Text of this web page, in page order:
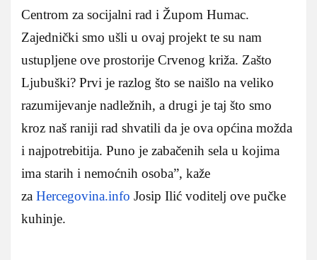
Centrom za socijalni rad i Župom Humac.
Zajednički smo ušli u ovaj projekt te su nam
ustupljene ove prostorije Crvenog križa. Zašto
Ljubuški? Prvi je razlog što se naišlo na veliko
razumijevanje nadležnih, a drugi je taj što smo
kroz naš raniji rad shvatili da je ova općina možda
i najpotrebitija. Puno je zabačenih sela u kojima
ima starih i nemoćnih osoba”, kaže
za Hercegovina.info Josip Ilić voditelj ove pučke
kuhinje.